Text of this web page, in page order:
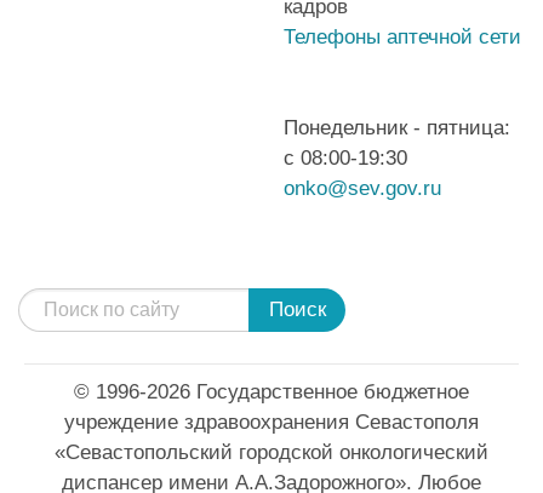
кадров
Телефоны аптечной сети
Понедельник - пятница:
с 08:00-19:30
onko@sev.gov.ru
Поиск
© 1996-2026 Государственное бюджетное
учреждение здравоохранения Севастополя
«Севастопольский городской онкологический
диспансер имени А.А.Задорожного». Любое